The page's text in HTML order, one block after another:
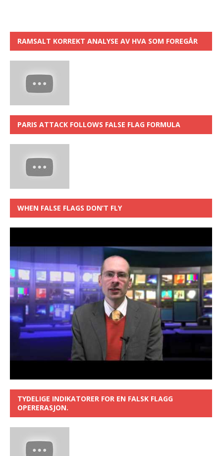
RAMSALT KORREKT ANALYSE AV HVA SOM FOREGÅR
PARIS ATTACK FOLLOWS FALSE FLAG FORMULA
WHEN FALSE FLAGS DON’T FLY
TYDELIGE INDIKATORER FOR EN FALSK FLAGG
OPERERASJON.